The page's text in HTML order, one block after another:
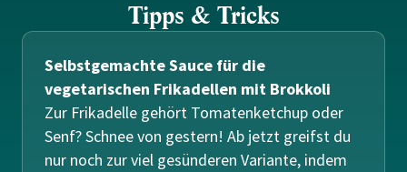
Tipps & Tricks
Selbstgemachte Sauce für die
vegetarischen Frikadellen mit Brokkoli
Zur Frikadelle gehört Tomatenketchup oder
Senf? Schnee von gestern! Ab jetzt greifst du
nur noch zur viel gesünderen Variante, indem